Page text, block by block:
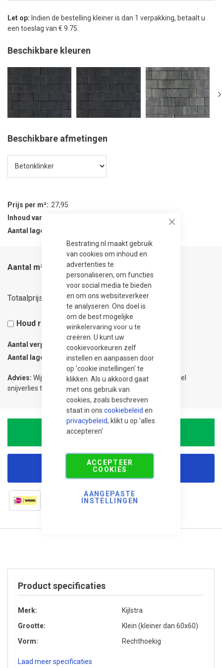
Bestrating.nl maakt gebruik
van cookies om inhoud en
advertenties te
personaliseren, om functies
voor social media te bieden
en om ons websiteverkeer
te analyseren. Ons doel is
om de best mogelijke
winkelervaring voor u te
creëren. U kunt uw
cookievoorkeuren zelf
instellen en aanpassen door
op 'cookie instellingen' te
klikken. Als u akkoord gaat
met ons gebruik van
cookies, zoals beschreven
staat in ons cookiebeleid en
privacybeleid, klikt u op 'alles
accepteren'
ACCEPTEER
COOKIES
AANGEPASTE
INSTELLINGEN
Let op: Indien de bestelling kleiner is dan 1 verpakking, betaalt u
een toeslag van € 9.75.
Beschikbare kleuren
Beschikbare afmetingen
Prijs per m²
27,95
Inhoud van verpakking
Aantal lagen per verpakking
Aantal m²
Totaalprijs 22,36
Houd rekening met 5% snijverlies
Aantal verpakkingen
0.08
Aantal lagen
Advies: Wij adviseren 5% meer te bestellen om eventueel
snijverlies te compenseren.
In Winkelwagen
Korting aanvragen
Product specificaties
Merk
Kijlstra
Grootte
Klein (kleiner dan 60x60)
Vorm
Rechthoekig
Laad meer specificaties